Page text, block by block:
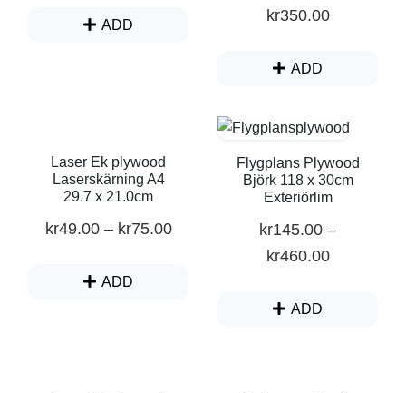
ADD
kr350.00
ADD
Laser Ek plywood
Laserskärning A4
29.7 x 21.0cm
kr49.00– kr75.00
ADD
Flygplans Plywood
Björk 118 x 30cm
Exteriörlim
kr145.00 –
kr460.00
ADD